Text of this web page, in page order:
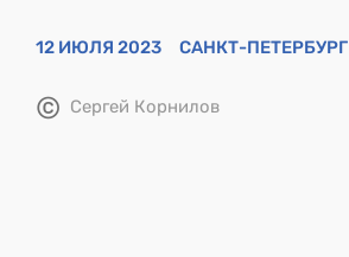
12 ИЮЛЯ 2023 САНКТ-ПЕТЕРБУРГ
© Сергей Корнилов